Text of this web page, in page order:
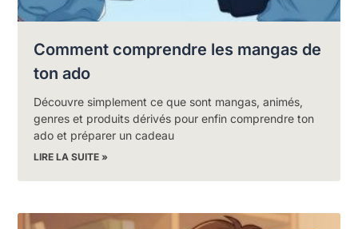
Comment comprendre les mangas de
ton ado
Découvre simplement ce que sont mangas, animés,
genres et produits dérivés pour enfin comprendre ton
ado et préparer un cadeau
LIRE LA SUITE »